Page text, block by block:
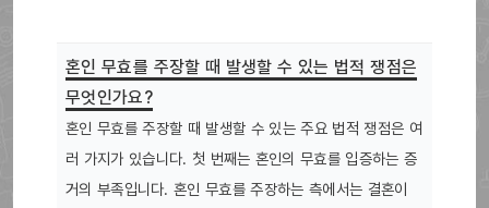
혼인 무효를 주장할 때 발생할 수 있는 법적 쟁점은
무엇인가요?
혼인 무효를 주장할 때 발생할 수 있는 주요 법적 쟁점은 여
러 가지가 있습니다. 첫 번째는 혼인의 무효를 입증하는 증
거의 부족입니다. 혼인 무효를 주장하는 측에서는 결혼이